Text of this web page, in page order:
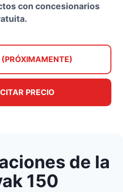
con concesionarios
PRECIO
de la
150